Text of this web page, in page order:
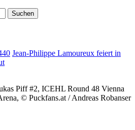
Jean-Philippe Lamoureux feiert in
Piff #2, ICEHL Round 48 Vienna
© Puckfans.at / Andreas Robanser